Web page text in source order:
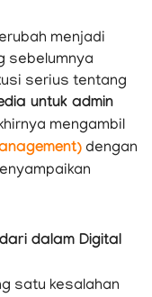
menjadi
sebelumnya
serius tentang
untuk admin
mengambil
dengan
dalam Digital
satu kesalahan